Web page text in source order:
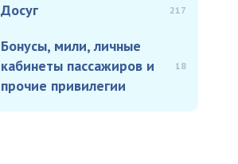
Досуг 217
Бонусы, мили, личные
кабинеты пассажиров и
прочие привилегии
18